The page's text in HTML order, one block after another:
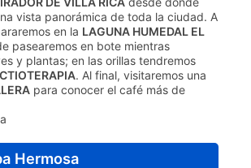
vista panorámica de toda la ciudad. A
en la LAGUNA HUMEDAL EL
pasearemos en bote mientras
y plantas; en las orillas tendremos
. Al final, visitaremos una
para conocer el café más de
Hermosa